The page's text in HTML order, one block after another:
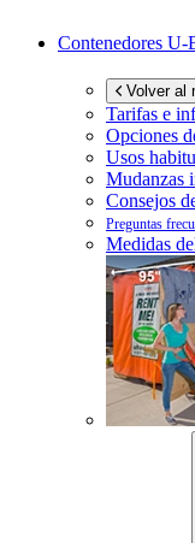
Contenedores U-
Volver al
Tarifas e
Opciones
Usos
Mudanzas
Consejos
Preguntas
Medidas